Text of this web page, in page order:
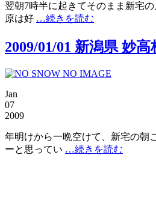
翌朝7時半に起きてそのまま新宅
原は好 …続きを読む
2009/01/01 新潟県 妙
Jan
07
2009
年明けから一晩空けて、新宅の朝
ーと思ってい …続きを読む